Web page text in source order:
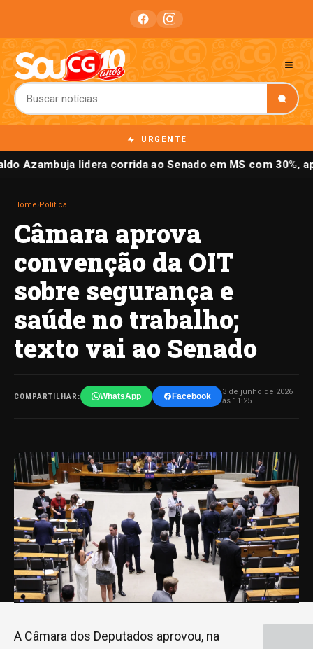
URGENTE
Azambuja lidera corrida ao Senado em MS com 30%,
Home Política
Câmara aprova
convenção da OIT
sobre segurança e
saúde no trabalho;
texto vai ao Senado
COMPARTILHAR: WhatsApp Facebook
3 de junho de 2026
às 11:25
A Câmara dos Deputados aprovou, na